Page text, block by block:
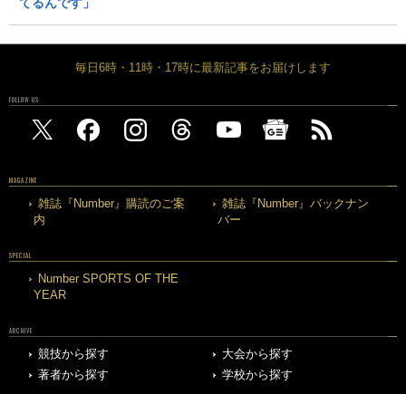
毎日6時・11時・17時に最新記事をお届けします
FOLLOW US
MAGAZINE
雑誌『Number』購読のご案
内
雑誌『Number』バックナン
バー
SPECIAL
Number SPORTS OF THE
YEAR
ARCHIVE
競技から探す
大会から探す
著者から探す
学校から探す